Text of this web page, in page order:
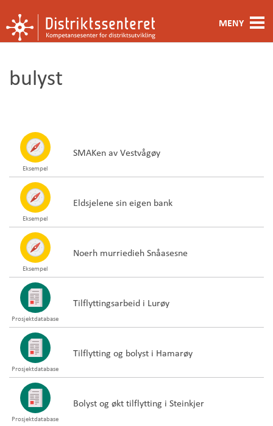
MENY
Metoder og verktøy
Kontakt oss
Om oss
bulyst
Eksempel
SMAKen av Vestvågøy
Eksempel
Eldsjelene sin eigen bank
Eksempel
Noerh murriedieh Snåasesne
Prosjektdatabase
Tilflyttingsarbeid i Lurøy
Prosjektdatabase
Tilflytting og bolyst i Hamarøy
Prosjektdatabase
Bolyst og økt tilflytting i Steinkjer